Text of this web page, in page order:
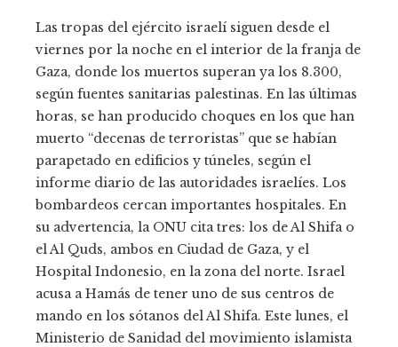
Las tropas del ejército israelí siguen desde el
viernes por la noche en el interior de la franja de
Gaza, donde los muertos superan ya los 8.300,
según fuentes sanitarias palestinas. En las últimas
horas, se han producido choques en los que han
muerto “decenas de terroristas” que se habían
parapetado en edificios y túneles, según el
informe diario de las autoridades israelíes. Los
bombardeos cercan importantes hospitales. En
su advertencia, la ONU cita tres: los de Al Shifa o
el Al Quds, ambos en Ciudad de Gaza, y el
Hospital Indonesio, en la zona del norte. Israel
acusa a Hamás de tener uno de sus centros de
mando en los sótanos del Al Shifa. Este lunes, el
Ministerio de Sanidad del movimiento islamista